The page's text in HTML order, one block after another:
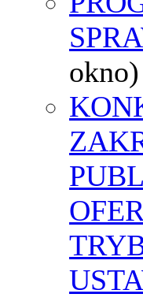
okno)